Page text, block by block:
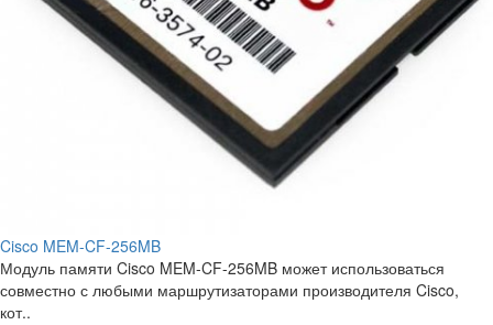
Cisco MEM-CF-256MB
Модуль памяти Cisco MEM-CF-256MB может использоваться
совместно с любыми маршрутизаторами производителя Cisco,
кот..